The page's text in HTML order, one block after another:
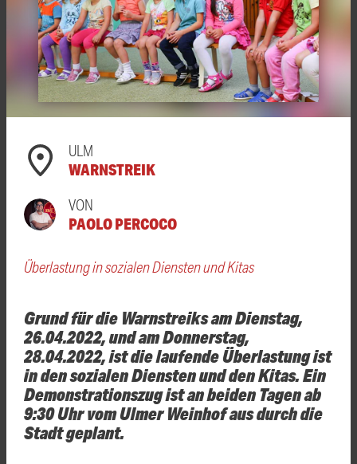
ULM
WARNSTREIK
VON
PAOLO PERCOCO
Überlastung in sozialen Diensten und Kitas
Grund für die Warnstreiks am Dienstag,
26.04.2022, und am Donnerstag,
28.04.2022, ist die laufende Überlastung ist
in den sozialen Diensten und den Kitas. Ein
Demonstrationszug ist an beiden Tagen ab
9:30 Uhr vom Ulmer Weinhof aus durch die
Stadt geplant.